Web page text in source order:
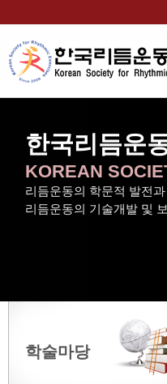
한국리듬운
KOREAN
리듬운동의 학문적 발전
리듬운동의 기술개발 및
학술마당